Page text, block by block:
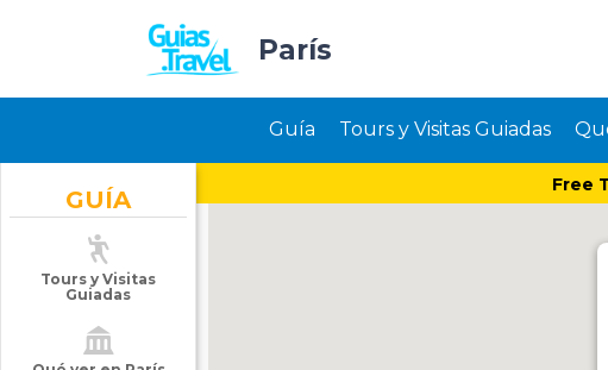
Free
París
Guía Tours y Visitas Guiadas
GUÍA
Tours y Visitas
Guiadas